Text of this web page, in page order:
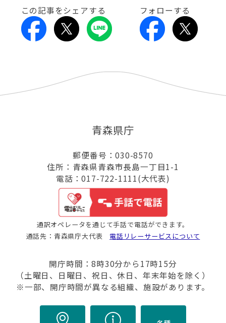
この記事をシェアする フォローする
青森県庁
郵便番号：030-8570
住所：青森県青森市長島一丁目1-1
電話：017-722-1111(大代表)
通訳オペレータを通じて手話で電話ができます。
通話先：青森県庁大代表 電話リレーサービスについて
開庁時間：8時30分から17時15分
（土曜日、日曜日、祝日、休日、年末年始を除く）
※一部、開庁時間が異なる組織、施設があります。